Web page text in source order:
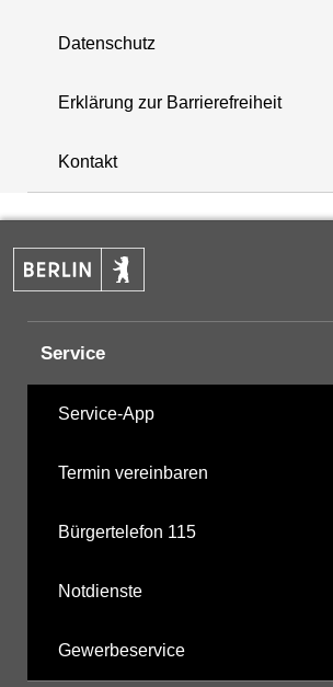
+
−
Datenschutz
Erklärung zur Barrierefreiheit
Kontakt
Service
Service-App
Termin vereinbaren
Bürgertelefon 115
Notdienste
Gewerbeservice